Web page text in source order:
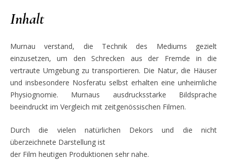
Inhalt
Murnau verstand, die Technik des Mediums gezielt
einzusetzen, um den Schrecken aus der Fremde in die
vertraute Umgebung zu transportieren. Die Natur, die Häuser
und insbesondere Nosferatu selbst erhalten eine unheimliche
Physiognomie. Murnaus ausdrucksstarke Bildsprache
beeindruckt im Vergleich mit zeitgenössischen Filmen.
Durch die vielen natürlichen Dekors und die nicht
überzeichnete Darstellung ist
der Film heutigen Produktionen sehr nahe.